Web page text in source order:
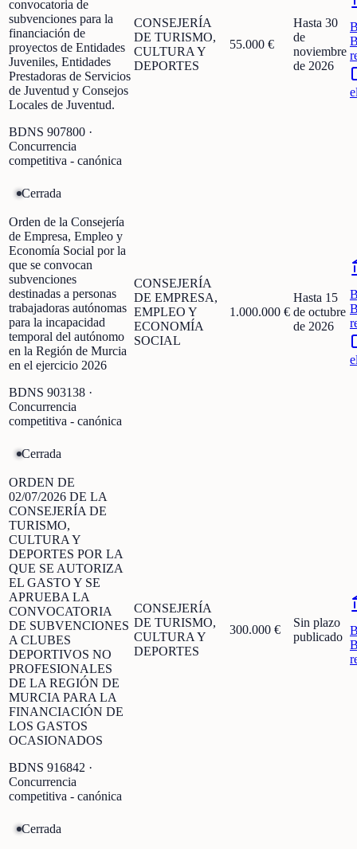
convocatoria de
subvenciones para la
financiación de
proyectos de Entidades
Juveniles, Entidades
Prestadoras de Servicios
de Juventud y Consejos
Locales de Juventud.
BDNS 907800 ·
Concurrencia
competitiva - canónica
CONSEJERÍA
DE TURISMO,
CULTURA Y
DEPORTES
55.000 €
Hasta 30
de
noviembre
de 2026
Cerrada
Orden de la Consejería
de Empresa, Empleo y
Economía Social por la
que se convocan
subvenciones
destinadas a personas
trabajadoras autónomas
para la incapacidad
temporal del autónomo
en la Región de Murcia
en el ejercicio 2026
BDNS 903138 ·
Concurrencia
competitiva - canónica
CONSEJERÍA
DE EMPRESA,
EMPLEO Y
ECONOMÍA
SOCIAL
1.000.000 €
Hasta 15
de octubre
de 2026
Cerrada
ORDEN DE
02/07/2026 DE LA
CONSEJERÍA DE
TURISMO,
CULTURA Y
DEPORTES POR LA
QUE SE AUTORIZA
EL GASTO Y SE
APRUEBA LA
CONVOCATORIA
DE SUBVENCIONES
A CLUBES
DEPORTIVOS NO
PROFESIONALES
DE LA REGIÓN DE
MURCIA PARA LA
FINANCIACIÓN DE
LOS GASTOS
OCASIONADOS
BDNS 916842 ·
Concurrencia
competitiva - canónica
CONSEJERÍA
DE TURISMO,
CULTURA Y
DEPORTES
300.000 €
Sin plazo
publicado
Cerrada